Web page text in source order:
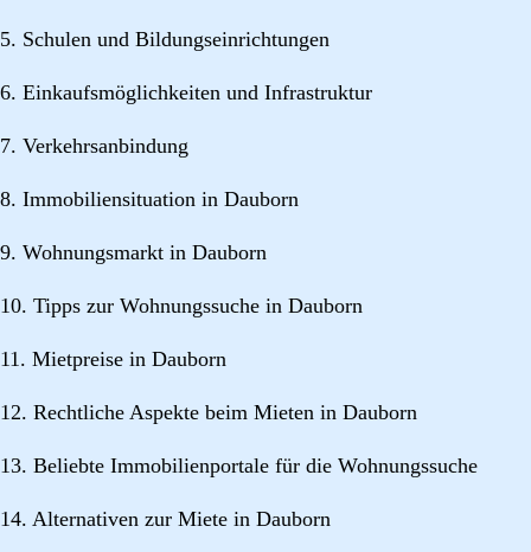
5. Schulen und Bildungseinrichtungen
6. Einkaufsmöglichkeiten und Infrastruktur
7. Verkehrsanbindung
8. Immobiliensituation in Dauborn
9. Wohnungsmarkt in Dauborn
10. Tipps zur Wohnungssuche in Dauborn
11. Mietpreise in Dauborn
12. Rechtliche Aspekte beim Mieten in Dauborn
13. Beliebte Immobilienportale für die Wohnungssuche
14. Alternativen zur Miete in Dauborn